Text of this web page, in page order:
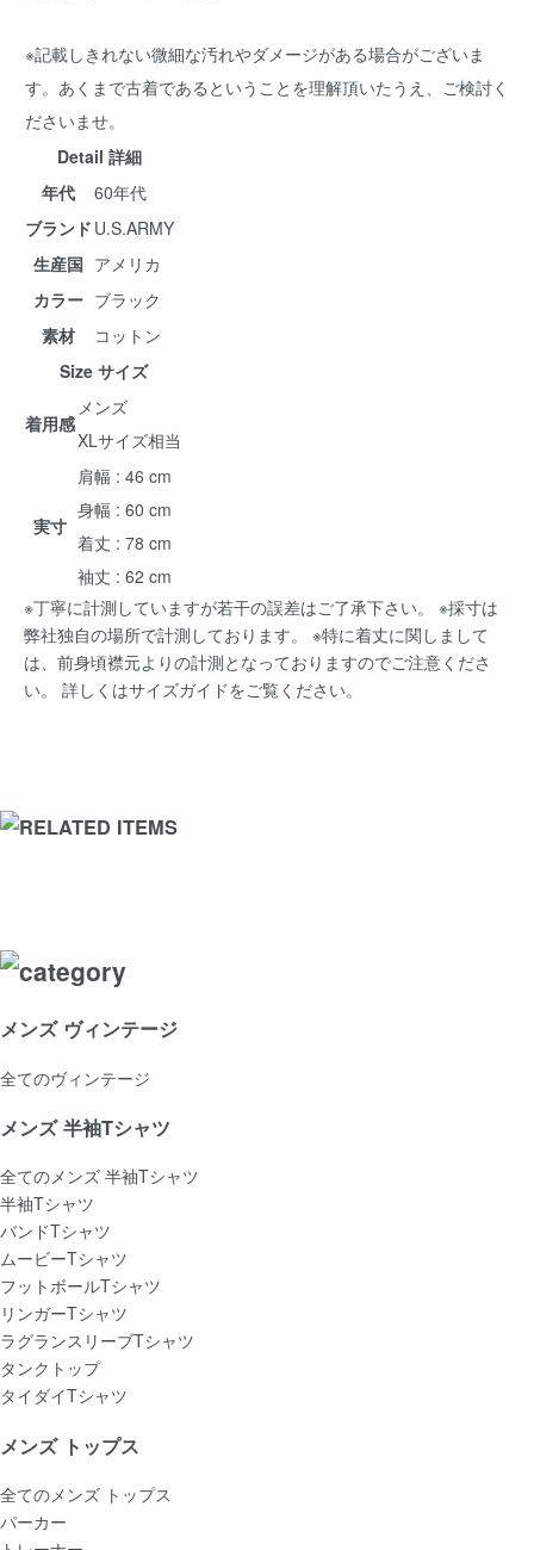
※記載しきれない微細な汚れやダメージがある場合がございま
す。あくまで古着であるということを理解頂いたうえ、ご検討く
ださいませ。
Detail 詳細
年代
60年代
ブランド U.S.ARMY
生産国 アメリカ
カラー ブラック
素材
コットン
Size サイズ
着用感
メンズ
XLサイズ相当
実寸
肩幅 : 46 cm
身幅 : 60 cm
着丈 : 78 cm
袖丈 : 62 cm
※丁寧に計測していますが若干の誤差はご了承下さい。 ※採寸は
弊社独自の場所で計測しております。 ※特に着丈に関しまして
は、前身頃襟元よりの計測となっておりますのでご注意くださ
い。 詳しくはサイズガイドをご覧ください。
メンズ ヴィンテージ
全てのヴィンテージ
メンズ 半袖Tシャツ
全てのメンズ 半袖Tシャツ
半袖Tシャツ
バンドTシャツ
ムービーTシャツ
フットボールTシャツ
リンガーTシャツ
ラグランスリーブTシャツ
タンクトップ
タイダイTシャツ
メンズ トップス
全てのメンズ トップス
パーカー